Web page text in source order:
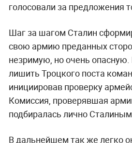
голосовали за предложения
Шаг за шагом Сталин
свою армию преданных
незримую, но очень опасную.
лишить Троцкого поста
инициировав проверку
Комиссия, проверявшая
подбиралась лично
В дальнейшем так же легко